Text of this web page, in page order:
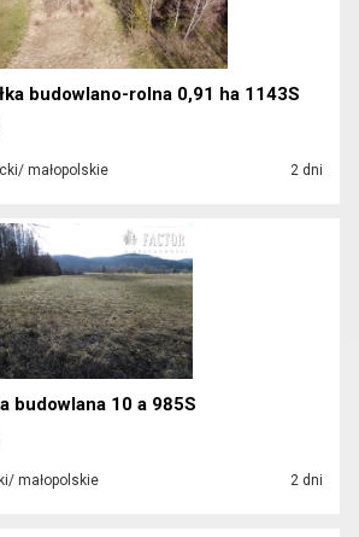
budowlano-rolna 0,91 ha 1143S
małopolskie 2 dni
budowlana 10 a 985S
małopolskie 2 dni